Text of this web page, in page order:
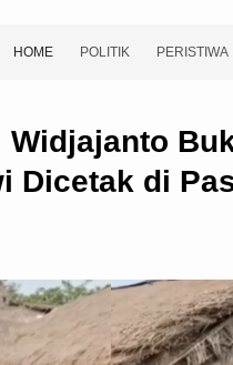
HOME POLITIK PERISTIWA
Widjajanto
Dicetak di